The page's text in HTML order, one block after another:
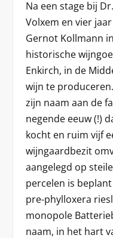
Na een stage bij
Volxem en vier
Gernot Kollmann
historische
Enkirch, in de
wijn te
zijn naam aan de
negende eeuw (!)
kocht en ruim vijf
wijngaardbezit
aangelegd op
percelen is
pre-phylloxera
monopole
naam, in het hart